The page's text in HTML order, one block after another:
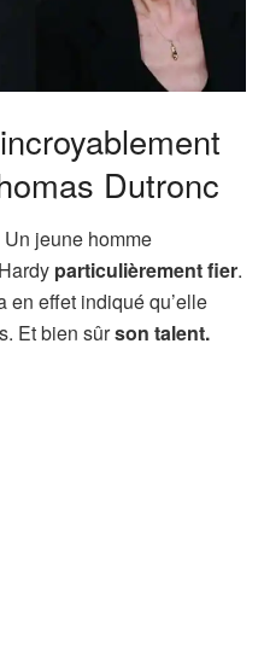
Dutronc
jeune homme
particulièrement fier.
en effet indiqué qu’elle
Et bien sûrson talent.